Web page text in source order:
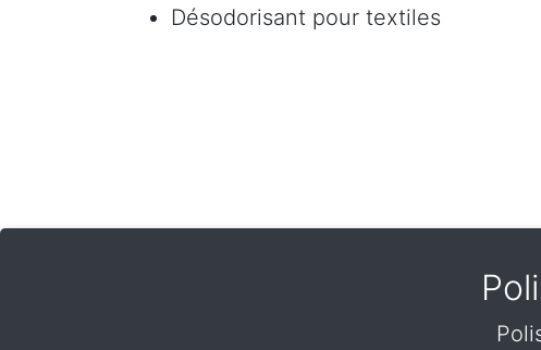
Désodorisant pour textiles